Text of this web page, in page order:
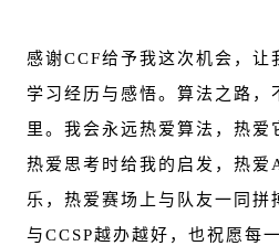
感谢CCF给予我这次机会，让
学习经历与感悟。算法之路，
里。我会永远热爱算法，热爱
热爱思考时给我的启发，热爱
乐，热爱赛场上与队友一同拼
与CCSP越办越好，也祝愿每